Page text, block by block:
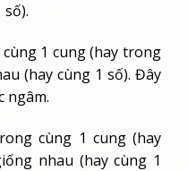
1 cung (hay trong
(hay cùng 1 số). Đây
ngâm.
cùng 1 cung (hay
nhau (hay cùng 1